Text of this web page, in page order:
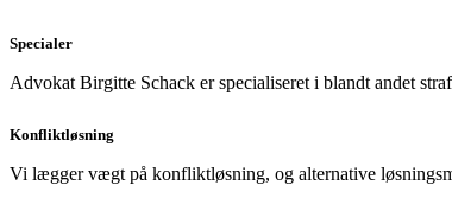
Specialer
Advokat Birgitte Schack er specialiseret i blandt andet
Konfliktløsning
Vi lægger vægt på konfliktløsning, og alternative